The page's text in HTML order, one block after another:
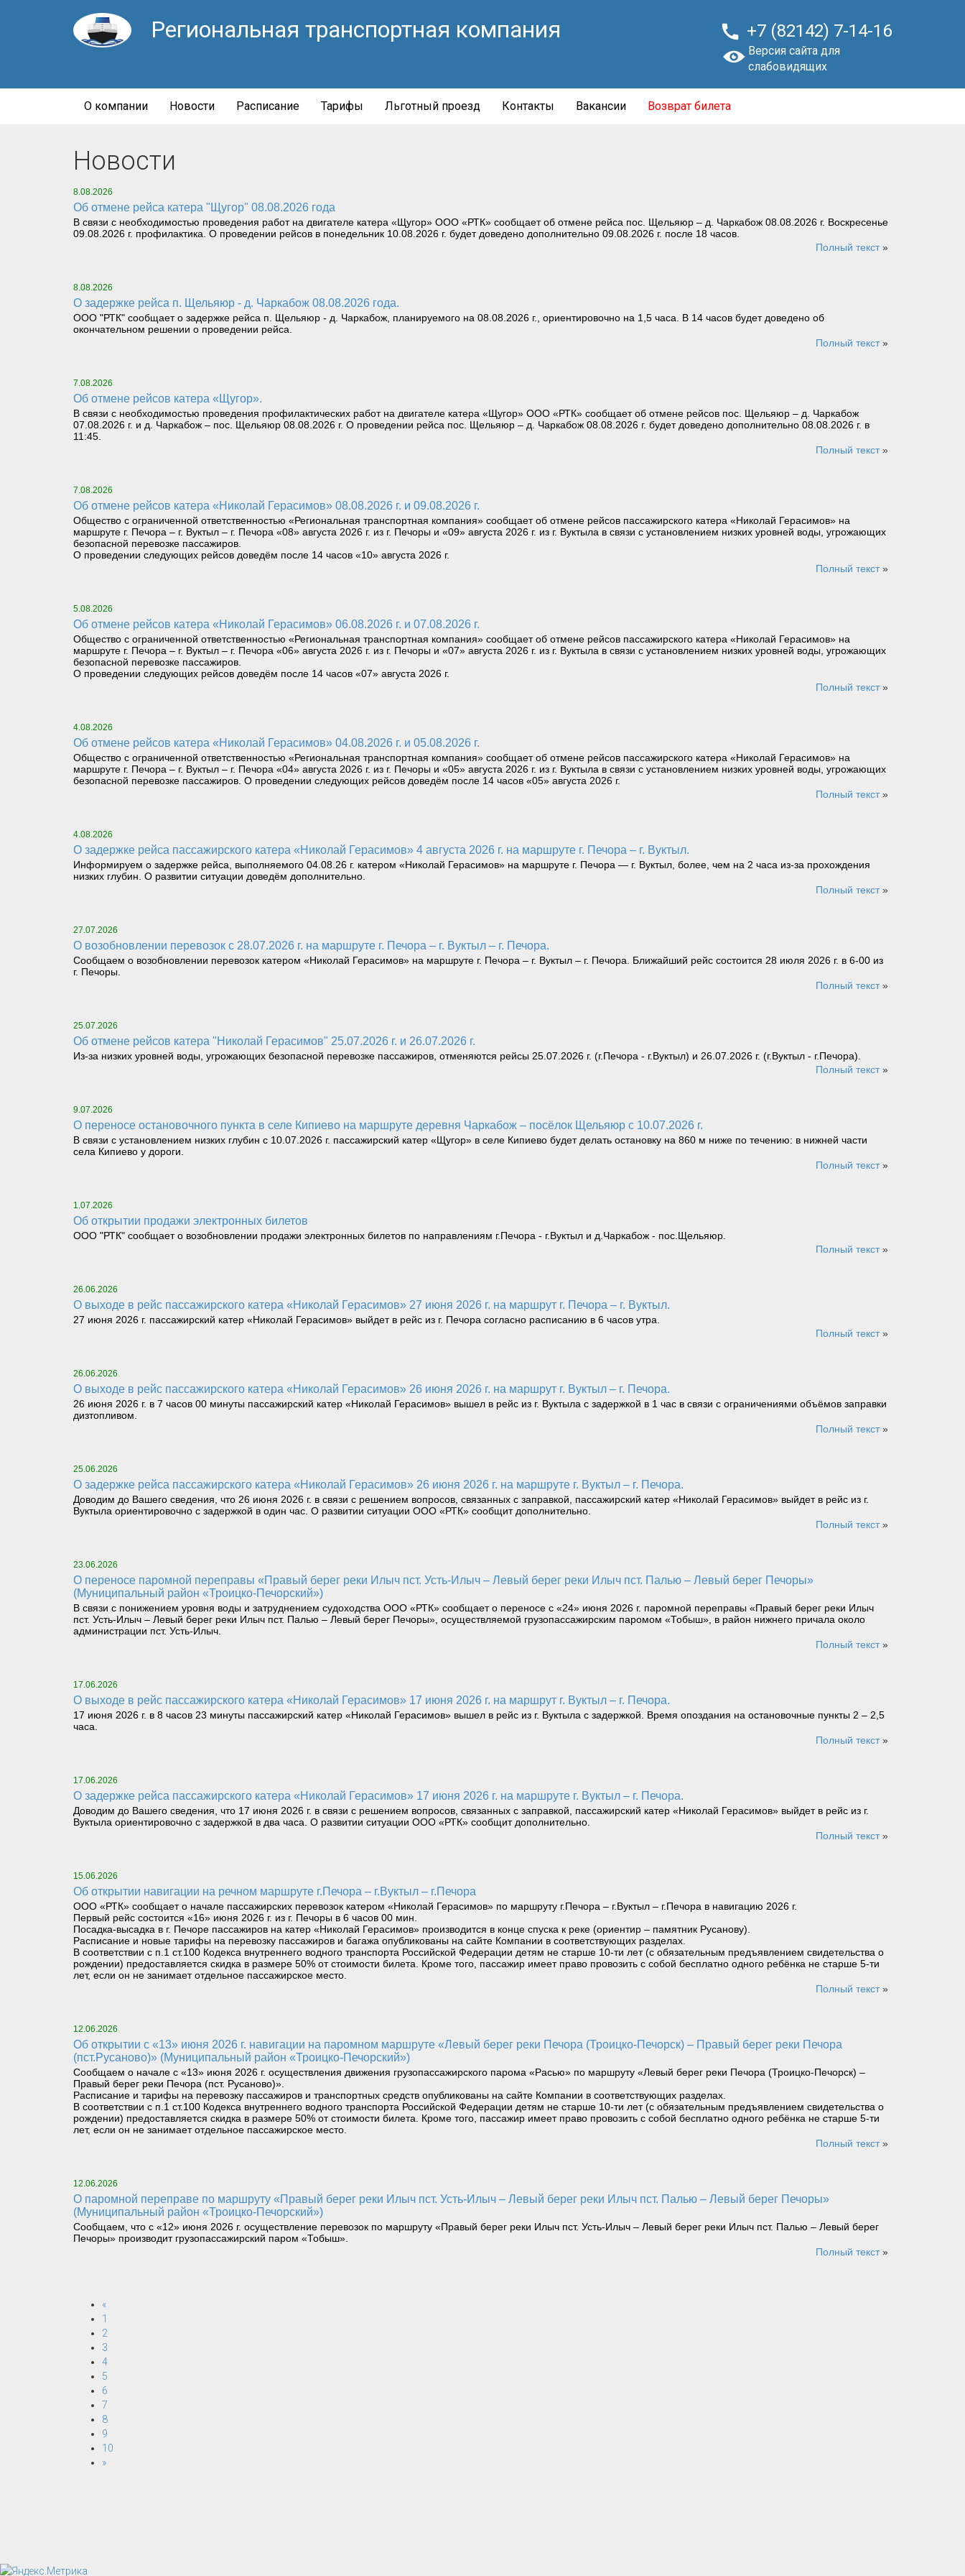
Региональная транспортная компания  +7 (82142) 7-14-16
Версия сайта для
слабовидящих
О компании Новости Расписание Тарифы Льготный проезд Контакты Вакансии Возврат билета
Новости
8.08.2026
Об отмене рейса катера "Щугор" 08.08.2026 года
В связи с необходимостью проведения работ на двигателе катера «Щугор» ООО «РТК» сообщает об отмене рейса пос. Щельяюр – д. Чаркабож 08.08.2026 г. Воскресенье
09.08.2026 г. профилактика. О проведении рейсов в понедельник 10.08.2026 г. будет доведено дополнительно 09.08.2026 г. после 18 часов.
Полный текст»
8.08.2026
О задержке рейса п. Щельяюр - д. Чаркабож 08.08.2026 года.
ООО "РТК" сообщает о задержке рейса п. Щельяюр - д. Чаркабож, планируемого на 08.08.2026 г., ориентировочно на 1,5 часа. В 14 часов будет доведено об
окончательном решении о проведении рейса.
Полный текст»
7.08.2026
Об отмене рейсов катера «Щугор».
В связи с необходимостью проведения профилактических работ на двигателе катера «Щугор» ООО «РТК» сообщает об отмене рейсов пос. Щельяюр – д. Чаркабож
07.08.2026 г. и д. Чаркабож – пос. Щельяюр 08.08.2026 г. О проведении рейса пос. Щельяюр – д. Чаркабож 08.08.2026 г. будет доведено дополнительно 08.08.2026 г. в
11:45.
Полный текст»
7.08.2026
Об отмене рейсов катера «Николай Герасимов» 08.08.2026 г. и 09.08.2026 г.
Общество с ограниченной ответственностью «Региональная транспортная компания» сообщает об отмене рейсов пассажирского катера «Николай Герасимов» на
маршруте г. Печора – г. Вуктыл – г. Печора «08» августа 2026 г. из г. Печоры и «09» августа 2026 г. из г. Вуктыла в связи с установлением низких уровней воды, угрожающих
безопасной перевозке пассажиров.
О проведении следующих рейсов доведём после 14 часов «10» августа 2026 г.
Полный текст»
5.08.2026
Об отмене рейсов катера «Николай Герасимов» 06.08.2026 г. и 07.08.2026 г.
Общество с ограниченной ответственностью «Региональная транспортная компания» сообщает об отмене рейсов пассажирского катера «Николай Герасимов» на
маршруте г. Печора – г. Вуктыл – г. Печора «06» августа 2026 г. из г. Печоры и «07» августа 2026 г. из г. Вуктыла в связи с установлением низких уровней воды, угрожающих
безопасной перевозке пассажиров.
О проведении следующих рейсов доведём после 14 часов «07» августа 2026 г.
Полный текст»
4.08.2026
Об отмене рейсов катера «Николай Герасимов» 04.08.2026 г. и 05.08.2026 г.
Общество с ограниченной ответственностью «Региональная транспортная компания» сообщает об отмене рейсов пассажирского катера «Николай Герасимов» на
маршруте г. Печора – г. Вуктыл – г. Печора «04» августа 2026 г. из г. Печоры и «05» августа 2026 г. из г. Вуктыла в связи с установлением низких уровней воды, угрожающих
безопасной перевозке пассажиров. О проведении следующих рейсов доведём после 14 часов «05» августа 2026 г.
Полный текст»
4.08.2026
О задержке рейса пассажирского катера «Николай Герасимов» 4 августа 2026 г. на маршруте г. Печора – г. Вуктыл.
Информируем о задержке рейса, выполняемого 04.08.26 г. катером «Николай Герасимов» на маршруте г. Печора — г. Вуктыл, более, чем на 2 часа из-за прохождения
низких глубин. О развитии ситуации доведём дополнительно.
Полный текст»
27.07.2026
О возобновлении перевозок с 28.07.2026 г. на маршруте г. Печора – г. Вуктыл – г. Печора.
Сообщаем о возобновлении перевозок катером «Николай Герасимов» на маршруте г. Печора – г. Вуктыл – г. Печора. Ближайший рейс состоится 28 июля 2026 г. в 6-00 из
г. Печоры.
Полный текст»
25.07.2026
Об отмене рейсов катера "Николай Герасимов" 25.07.2026 г. и 26.07.2026 г.
Из-за низких уровней воды, угрожающих безопасной перевозке пассажиров, отменяются рейсы 25.07.2026 г. (г.Печора - г.Вуктыл) и 26.07.2026 г. (г.Вуктыл - г.Печора).
Полный текст»
9.07.2026
О переносе остановочного пункта в селе Кипиево на маршруте деревня Чаркабож – посёлок Щельяюр с 10.07.2026 г.
В связи с установлением низких глубин с 10.07.2026 г. пассажирский катер «Щугор» в селе Кипиево будет делать остановку на 860 м ниже по течению: в нижней части
села Кипиево у дороги.
Полный текст»
1.07.2026
Об открытии продажи электронных билетов
ООО "РТК" сообщает о возобновлении продажи электронных билетов по направлениям г.Печора - г.Вуктыл и д.Чаркабож - пос.Щельяюр.
Полный текст»
26.06.2026
О выходе в рейс пассажирского катера «Николай Герасимов» 27 июня 2026 г. на маршрут г. Печора – г. Вуктыл.
27 июня 2026 г. пассажирский катер «Николай Герасимов» выйдет в рейс из г. Печора согласно расписанию в 6 часов утра.
Полный текст»
26.06.2026
О выходе в рейс пассажирского катера «Николай Герасимов» 26 июня 2026 г. на маршрут г. Вуктыл – г. Печора.
26 июня 2026 г. в 7 часов 00 минуты пассажирский катер «Николай Герасимов» вышел в рейс из г. Вуктыла с задержкой в 1 час в связи с ограничениями объёмов заправки
дизтопливом.
Полный текст»
25.06.2026
О задержке рейса пассажирского катера «Николай Герасимов» 26 июня 2026 г. на маршруте г. Вуктыл – г. Печора.
Доводим до Вашего сведения, что 26 июня 2026 г. в связи с решением вопросов, связанных с заправкой, пассажирский катер «Николай Герасимов» выйдет в рейс из г.
Вуктыла ориентировочно с задержкой в один час. О развитии ситуации ООО «РТК» сообщит дополнительно.
Полный текст»
23.06.2026
О переносе паромной переправы «Правый берег реки Илыч пст. Усть-Илыч – Левый берег реки Илыч пст. Палью – Левый берег Печоры»
(Муниципальный район «Троицко-Печорский»)
В связи с понижением уровня воды и затруднением судоходства ООО «РТК» сообщает о переносе с «24» июня 2026 г. паромной переправы «Правый берег реки Илыч
пст. Усть-Илыч – Левый берег реки Илыч пст. Палью – Левый берег Печоры», осуществляемой грузопассажирским паромом «Тобыш», в район нижнего причала около
администрации пст. Усть-Илыч.
Полный текст»
17.06.2026
О выходе в рейс пассажирского катера «Николай Герасимов» 17 июня 2026 г. на маршрут г. Вуктыл – г. Печора.
17 июня 2026 г. в 8 часов 23 минуты пассажирский катер «Николай Герасимов» вышел в рейс из г. Вуктыла с задержкой. Время опоздания на остановочные пункты 2 – 2,5
часа.
Полный текст»
17.06.2026
О задержке рейса пассажирского катера «Николай Герасимов» 17 июня 2026 г. на маршруте г. Вуктыл – г. Печора.
Доводим до Вашего сведения, что 17 июня 2026 г. в связи с решением вопросов, связанных с заправкой, пассажирский катер «Николай Герасимов» выйдет в рейс из г.
Вуктыла ориентировочно с задержкой в два часа. О развитии ситуации ООО «РТК» сообщит дополнительно.
Полный текст»
15.06.2026
Об открытии навигации на речном маршруте г.Печора – г.Вуктыл – г.Печора
ООО «РТК» сообщает о начале пассажирских перевозок катером «Николай Герасимов» по маршруту г.Печора – г.Вуктыл – г.Печора в навигацию 2026 г.
Первый рейс состоится «16» июня 2026 г. из г. Печоры в 6 часов 00 мин.
Посадка-высадка в г. Печоре пассажиров на катер «Николай Герасимов» производится в конце спуска к реке (ориентир – памятник Русанову).
Расписание и новые тарифы на перевозку пассажиров и багажа опубликованы на сайте Компании в соответствующих разделах.
В соответствии с п.1 ст.100 Кодекса внутреннего водного транспорта Российской Федерации детям не старше 10-ти лет (с обязательным предъявлением свидетельства о
рождении) предоставляется скидка в размере 50% от стоимости билета. Кроме того, пассажир имеет право провозить с собой бесплатно одного ребёнка не старше 5-ти
лет, если он не занимает отдельное пассажирское место.
Полный текст»
12.06.2026
Об открытии с «13» июня 2026 г. навигации на паромном маршруте «Левый берег реки Печора (Троицко-Печорск) – Правый берег реки Печора
(пст.Русаново)» (Муниципальный район «Троицко-Печорский»)
Сообщаем о начале с «13» июня 2026 г. осуществления движения грузопассажирского парома «Расью» по маршруту «Левый берег реки Печора (Троицко-Печорск) –
Правый берег реки Печора (пст. Русаново)».
Расписание и тарифы на перевозку пассажиров и транспортных средств опубликованы на сайте Компании в соответствующих разделах.
В соответствии с п.1 ст.100 Кодекса внутреннего водного транспорта Российской Федерации детям не старше 10-ти лет (с обязательным предъявлением свидетельства о
рождении) предоставляется скидка в размере 50% от стоимости билета. Кроме того, пассажир имеет право провозить с собой бесплатно одного ребёнка не старше 5-ти
лет, если он не занимает отдельное пассажирское место.
Полный текст»
12.06.2026
О паромной переправе по маршруту «Правый берег реки Илыч пст. Усть-Илыч – Левый берег реки Илыч пст. Палью – Левый берег Печоры»
(Муниципальный район «Троицко-Печорский»)
Сообщаем, что с «12» июня 2026 г. осуществление перевозок по маршруту «Правый берег реки Илыч пст. Усть-Илыч – Левый берег реки Илыч пст. Палью – Левый берег
Печоры» производит грузопассажирский паром «Тобыш».
Полный текст»
«
1
2
3
4
5
6
7
8
9
10
»